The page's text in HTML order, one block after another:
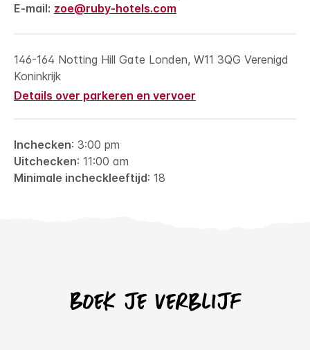
E-mail: zoe@ruby-hotels.com
146-164 Notting Hill Gate Londen, W11 3QG Verenigd
Koninkrijk
Details over parkeren en vervoer
Inchecken: 3:00 pm
Uitchecken: 11:00 am
Minimale incheckleeftijd: 18
Boek je verblijf